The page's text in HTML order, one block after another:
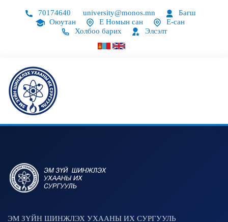
70174640 university@monos.mn
Багш
Оюутан
Е Номын сан
Е-сан
Холбоо барих
Элсэлт
ЭМ ЗҮЙН ШИНЖЛЭХ УХААНЫ ИХ СУРГУУЛЬ